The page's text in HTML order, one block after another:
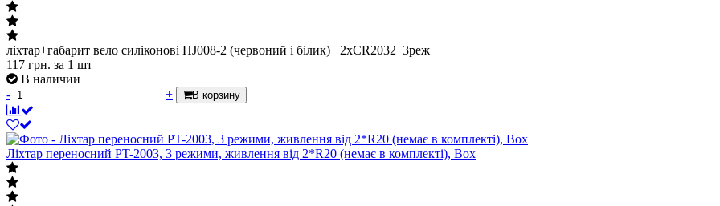
ліхтар+габарит вело силіконові HJ008-2 (червоний і білик) 2хCR2032 3реж
117 грн. за 1 шт
В наличии
-
+ В корзину
Ліхтар переносний PT-2003, 3 режими, живлення від 2*R20 (немає в комплекті), Box